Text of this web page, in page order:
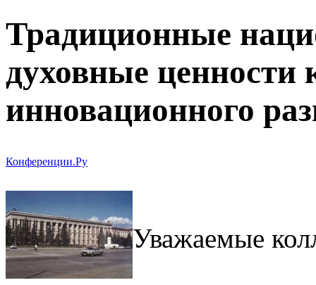
Традиционные
духовные ценности
инновационного
Конференции.Ру
Уважаемые